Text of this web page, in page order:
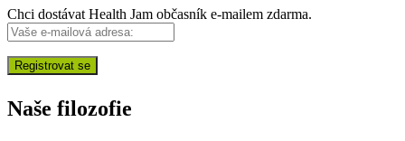
Chci dostávat Health Jam občasník e-mailem zdarma.
Naše filozofie